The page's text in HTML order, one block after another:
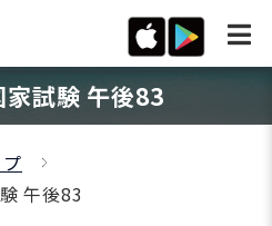
試験 午後83
午後83